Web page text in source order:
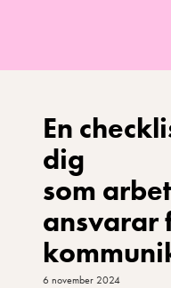
En
dig
som
ansvarar
6 november 2024